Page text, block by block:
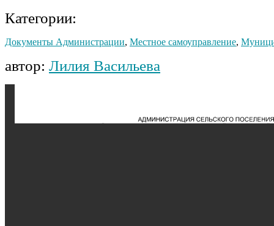
Категории:
Документы Администрации, Местное самоуправление,
автор: Лилия Васильева